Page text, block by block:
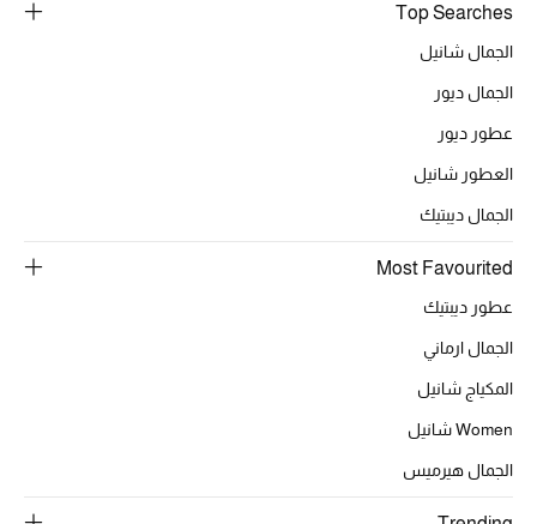
جميع الإكسسورات النسائية
تسوقوا للنساء
الموسم الجديد
الحقائب النسائية
حقائب رجالية
Top Searches
الجمال شانيل
الجمال ديور
عطور ديور
العطور شانيل
الجمال ديبتيك
Most Favourited
عطور ديبتيك
الجمال ارماني
المكياج شانيل
Women شانيل
الجمال هيرميس